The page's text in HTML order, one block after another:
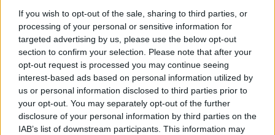
If you wish to opt-out of the sale, sharing to third parties, or
processing of your personal or sensitive information for
targeted advertising by us, please use the below opt-out
section to confirm your selection. Please note that after your
opt-out request is processed you may continue seeing
interest-based ads based on personal information utilized by
us or personal information disclosed to third parties prior to
your opt-out. You may separately opt-out of the further
disclosure of your personal information by third parties on the
IAB’s list of downstream participants. This information may
Προσθέστε το ΕΘΝΟΣ στη Google
Θύματροχαίου δυστυχήματοςέπεσε ένας
16χρονος σήμερα τα ξημερώματα στην
παλαιά εθνική οδό Πατρών-Τρίπολης, στην
περιοχή Σταματέικα του Δήμου Ερυμάνθου
της Αχαΐας.